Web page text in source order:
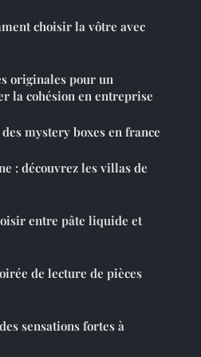
choisir la vôtre avec
originales pour un
la cohésion en entreprise
mystery boxes en france
: découvrez les villas de
entre pâte liquide et
de lecture de pièces
sensations fortes à